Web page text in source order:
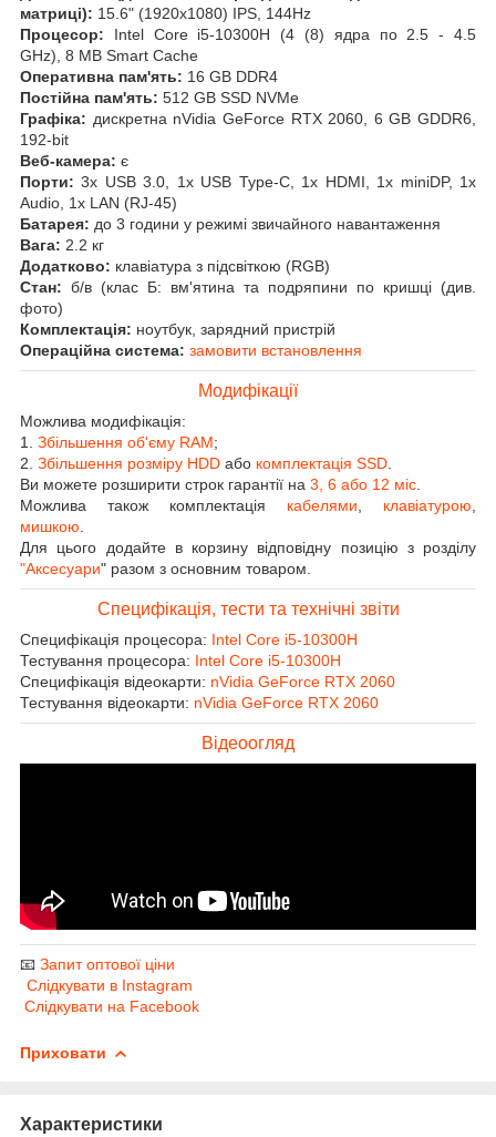
матриці): 15.6" (1920x1080) IPS, 144Hz
Процесор: Intel Core i5-10300H (4 (8) ядра по 2.5 - 4.5
GHz), 8 MB Smart Cache
Оперативна пам'ять: 16 GB DDR4
Постійна пам'ять: 512 GB SSD NVMe
Графіка: дискретна nVidia GeForce RTX 2060, 6 GB GDDR6,
192-bit
Веб-камера: є
Порти:3x USB 3.0, 1x USB Type-C, 1x HDMI, 1x miniDP, 1x
Audio, 1x LAN (RJ-45)
Батарея: до 3 години у режимі звичайного навантаження
Вага: 2.2 кг
Додатково: клавіатура з підсвіткою (RGB)
Стан: б/в (клас Б: вм'ятина та подряпини по кришці (див.
фото)
Комплектація: ноутбук, зарядний пристрій
Операційна система: замовити встановлення
Модифікації
Можлива модифікація:
1. Збільшення об'єму RAM;
2. Збільшення розміру HDD або комплектація SSD
Ви можете розширити строк гарантії на 3, 6 або 12 міс
Можлива також комплектація кабелями клавіатурою
мишкою
Для цього додайте в корзину відповідну позицію з розділу
"Аксесуари" разом з основним товаром.
Специфікація, тести та технічні звіти
Специфікація процесора: Intel Core i5-10300H
Тестування процесора: Intel Core i5-10300H
Специфікація відеокарти: nVidia GeForce RTX 2060
Тестування відеокарти: nVidia GeForce RTX 2060
Відеоогляд
📧 Запит оптової ціни
Слідкувати в Instagram
Слідкувати на Facebook
Приховати
Характеристики